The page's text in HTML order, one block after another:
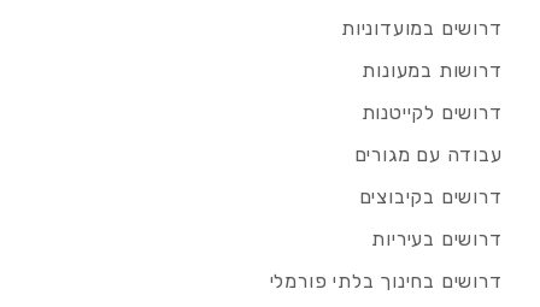
דרושים במועדוניות
דרושות במעונות
דרושים לקייטנות
עבודה עם מגורים
דרושים בקיבוצים
דרושים בעיריות
דרושים בחינוך בלתי פורמלי